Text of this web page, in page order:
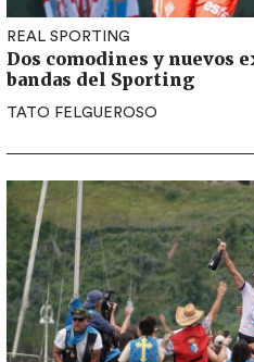
REAL SPORTING
Dos comodines y nuevos
bandas del Sporting
TATO FELGUEROSO